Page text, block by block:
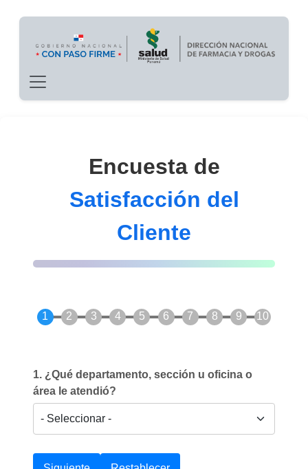
Pasar al contenido principal
Main navigation
Encuesta de
Satisfacción del
Cliente
1. ¿Qué departamento, sección u oficina o
área le atendió?